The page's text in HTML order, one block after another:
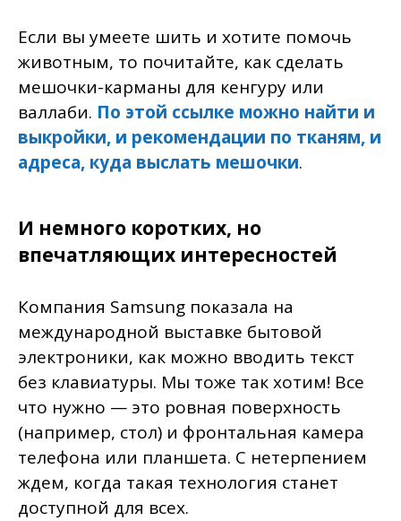
Если вы умеете шить и хотите помочь
животным, то почитайте, как сделать
мешочки-карманы для кенгуру или
валлаби. По этой ссылке можно найти и
выкройки, и рекомендации по тканям, и
адреса, куда выслать мешочки.
И немного коротких, но
впечатляющих интересностей
Компания Samsung показала на
международной выставке бытовой
электроники, как можно вводить текст
без клавиатуры. Мы тоже так хотим! Все
что нужно — это ровная поверхность
(например, стол) и фронтальная камера
телефона или планшета. С нетерпением
ждем, когда такая технология станет
доступной для всех.